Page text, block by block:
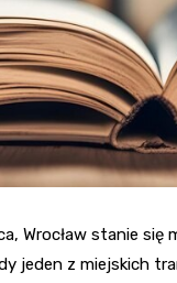
Wrocław stanie
jeden z miejskich